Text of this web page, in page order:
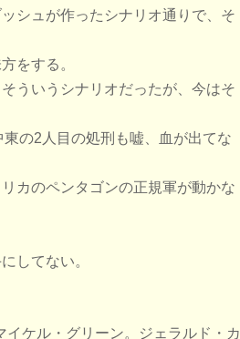
シュが作ったシナリオ通りで、そ
をする。
ういうシナリオだったが、今はそ
の2人目の処刑も嘘、血が出てな
カのペンタゴンの正規軍が動かな
してない。
ケル・グリーン。ジェラルド・カ